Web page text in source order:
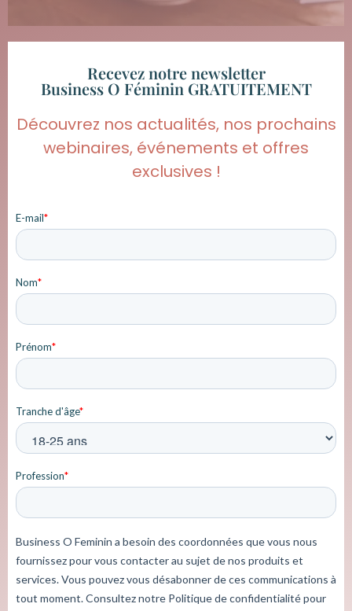
Recevez notre newsletter
Business O Féminin GRATUITEMENT
Découvrez nos actualités, nos prochains
webinaires, événements et offres
exclusives !